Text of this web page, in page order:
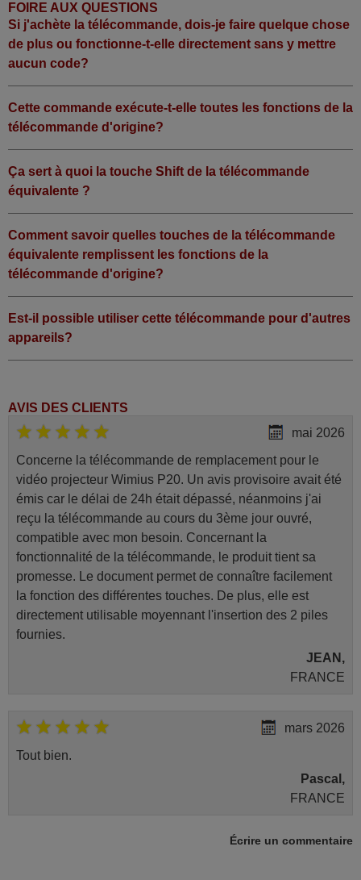
FOIRE AUX QUESTIONS
Si j'achète la télécommande, dois-je faire quelque chose
de plus ou fonctionne-t-elle directement sans y mettre
aucun code?
Cette commande exécute-t-elle toutes les fonctions de la
télécommande d'origine?
Ça sert à quoi la touche Shift de la télécommande
équivalente ?
Comment savoir quelles touches de la télécommande
équivalente remplissent les fonctions de la
télécommande d'origine?
Est-il possible utiliser cette télécommande pour d'autres
appareils?
AVIS DES CLIENTS
mai 2026
Concerne la télécommande de remplacement pour le
vidéo projecteur Wimius P20. Un avis provisoire avait été
émis car le délai de 24h était dépassé, néanmoins j'ai
reçu la télécommande au cours du 3ème jour ouvré,
compatible avec mon besoin. Concernant la
fonctionnalité de la télécommande, le produit tient sa
promesse. Le document permet de connaître facilement
la fonction des différentes touches. De plus, elle est
directement utilisable moyennant l'insertion des 2 piles
fournies.
JEAN,
FRANCE
mars 2026
Tout bien.
Pascal,
FRANCE
juin 2026
Écrire un commentaire